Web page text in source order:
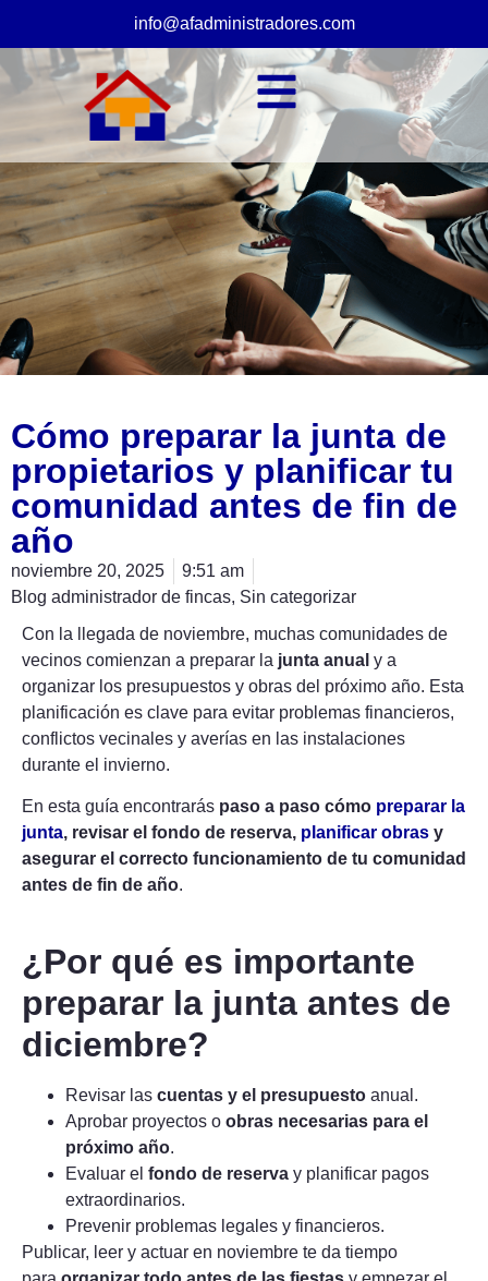
info@afadministradores.com
Cómo preparar la junta de
propietarios y planificar tu
comunidad antes de fin de
año
noviembre 20, 2025
9:51 am
Blog administrador de fincas, Sin categorizar
Con la llegada de noviembre, muchas comunidades de
vecinos comienzan a preparar la junta anual y a
organizar los presupuestos y obras del próximo año. Esta
planificación es clave para evitar problemas financieros,
conflictos vecinales y averías en las instalaciones
durante el invierno.
En esta guía encontrarás paso a paso cómo preparar la
junta, revisar el fondo de reserva, planificar obras y
asegurar el correcto funcionamiento de tu comunidad
antes de fin de año.
¿Por qué es importante
preparar la junta antes de
diciembre?
Revisar las cuentas y el presupuesto anual.
Aprobar proyectos o obras necesarias para el
próximo año.
Evaluar el fondo de reserva y planificar pagos
extraordinarios.
Prevenir problemas legales y financieros.
Publicar, leer y actuar en noviembre te da tiempo